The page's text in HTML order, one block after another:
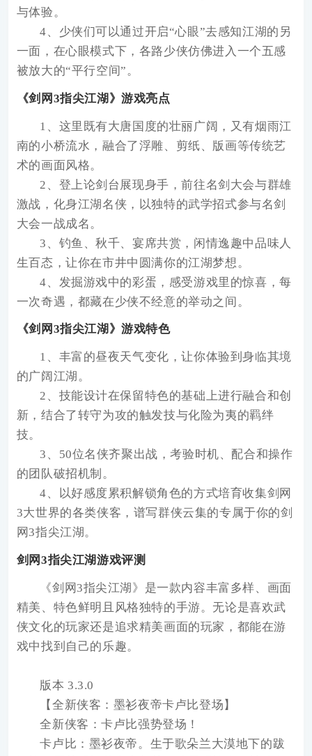
与体验。
4、少侠们可以通过开启“心眼”去感知江湖的另
一面，在心眼模式下，各路少侠仿佛进入一个五感
被放大的“平行空间”。
《剑网3指尖江湖》游戏亮点
1、这里既有大唐国度的壮丽广阔，又有烟雨江
南的小桥流水，融合了浮雕、剪纸、版画等传统艺
术的画面风格。
2、登上论剑台展现身手，前往名剑大会与群雄
激战，化身江湖名侠，以独特的武学招式参与名剑
大会一战成名。
3、钓鱼、秋千、宴席共赏，闲情逸趣中品味人
生百态，让你在市井中圆满你的江湖梦想。
4、发掘游戏中的彩蛋，感受游戏里的惊喜，每
一次奇遇，都藏在少侠不经意的举动之间。
《剑网3指尖江湖》游戏特色
1、丰富的昼夜天气变化，让你体验到身临其境
的广阔江湖。
2、技能设计在保留特色的基础上进行融合和创
新，结合了转守为攻的触发技与化险为夷的羁绊
技。
3、50位名侠齐聚出战，考验时机、配合和操作
的团队破招机制。
4、以好感度累积解锁角色的方式培育收集剑网
3大世界的各类侠客，谱写群侠云集的专属于你的剑
网3指尖江湖。
剑网3指尖江湖游戏评测
《剑网3指尖江湖》是一款内容丰富多样、画面
精美、特色鲜明且风格独特的手游。无论是喜欢武
侠文化的玩家还是追求精美画面的玩家，都能在游
戏中找到自己的乐趣。
版本 3.3.0
【全新侠客：墨衫夜帝卡卢比登场】
全新侠客：卡卢比强势登场！
卡卢比：墨衫夜帝。生于歌朵兰大漠地下的跋